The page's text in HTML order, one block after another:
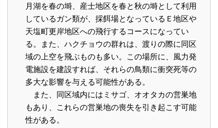
月湖を春の塒、産士地区を春と秋の塒として利用
しているガン類が、採餌場となっているＥ地区や
天塩町更岸地区への飛行するコースになってい
る。また、ハクチョウの群れは、渡りの際に同区
域の上空を飛ぶものも多い。この場所に、風力発
電施設を建設すれば、それらの鳥類に衝突死等の
多大な影響を与える可能性がある。
また、同区域内にはミサゴ、オオタカの営巣地
もあり、これらの営巣地の喪失を引き起こす可能
性がある。